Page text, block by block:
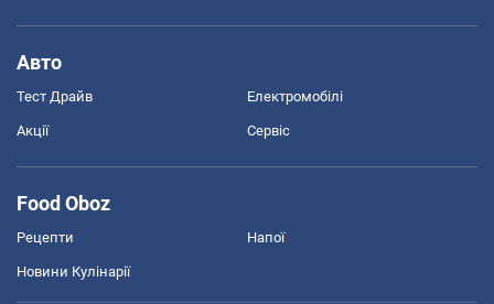
Авто
Тест Драйв Електромобілі
Акції Сервіс
Food Oboz
Рецепти Напої
Новини Кулінарії